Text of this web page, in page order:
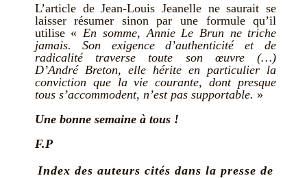
L’article de Jean-Louis Jeanelle ne saurait se
laisser résumer sinon par une formule qu’il
utilise « En somme, Annie Le Brun ne triche
jamais. Son exigence d’authenticité et de
radicalité traverse toute son œuvre (…)
D’André Breton, elle hérite en particulier la
conviction que la vie courante, dont presque
tous s’accommodent, n’est pas supportable. »
Une bonne semaine à tous !
F.P
Index des auteurs cités dans la presse de